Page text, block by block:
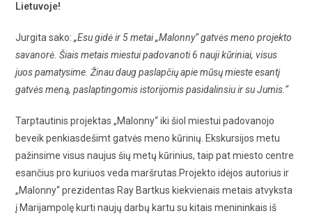
Lietuvoje!
Jurgita sako:„Esu gidė ir 5 metai „Malonny“ gatvės meno projekto
savanorė. Šiais metais miestui padovanoti 6 nauji kūriniai, visus
juos pamatysime. Žinau daug paslapčių apie mūsų mieste esantį
gatvės meną, paslaptingomis istorijomis pasidalinsiu ir su Jumis.“
Tarptautinis projektas „Malonny“ iki šiol miestui padovanojo
beveik penkiasdešimt gatvės meno kūrinių. Ekskursijos metu
pažinsime visus naujus šių metų kūrinius, taip pat miesto centre
esančius pro kuriuos veda maršrutas.Projekto idėjos autorius ir
„Malonny“ prezidentas Ray Bartkus kiekvienais metais atvyksta
į Marijampolę kurti naujų darbų kartu su kitais menininkais iš